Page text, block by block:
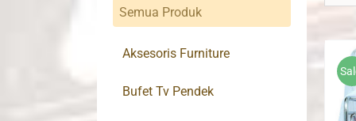
Semua Produk
Aksesoris Furniture
Bufet Tv Pendek